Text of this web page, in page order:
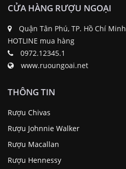
CỬA HÀNG RƯỢU NGOẠI
Quận Tân Phú, TP. Hồ Chí Minh
HOTLINE mua hàng
0972.12345.1
www.ruoungoai.net
THÔNG TIN
Rượu Chivas
Rượu Johnnie Walker
Rượu Macallan
Rượu Hennessy